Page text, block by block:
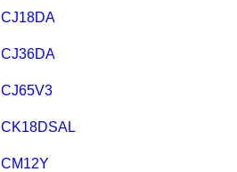
CJ18DA
CJ36DA
CJ65V3
CK18DSAL
CM12Y